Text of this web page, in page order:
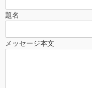
題名
メッセージ本文